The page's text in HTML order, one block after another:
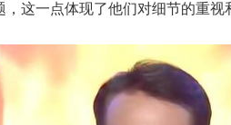
这一点体现了他们对细节的重视